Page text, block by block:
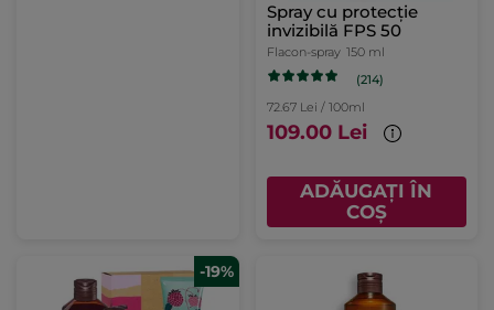
Spray cu protecție
invizibilă FPS 50
Flacon-spray 150 ml
(214)
72.67 Lei / 100ml
109.00 Lei
ADĂUGAȚI ÎN
COȘ
-19%